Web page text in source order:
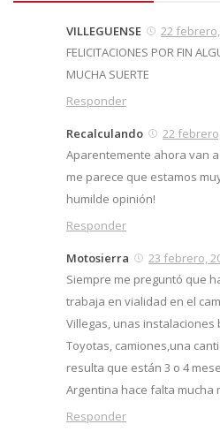
VILLEGUENSE
22
FELICITACIONES POR FIN
MUCHA SUERTE
Responder
Recalculando
22
Aparentemente ahora van
me parece que estamos
humilde opinión!
Responder
Motosierra
23 febrero,
Siempre me preguntó que
trabaja en vialidad en el
Villegas, unas
Toyotas, camiones,una
resulta que están 3 o 4
Argentina hace falta mucha
Responder